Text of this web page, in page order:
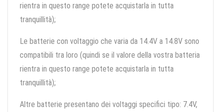
rientra in questo range potete acquistarla in tutta
tranquillità);
Le batterie con voltaggio che varia da 14.4V a 14.8V sono
compatibili tra loro (quindi se il valore della vostra batteria
rientra in questo range potete acquistarla in tutta
tranquillità);
Altre batterie presentano dei voltaggi specifici tipo: 7.4V,